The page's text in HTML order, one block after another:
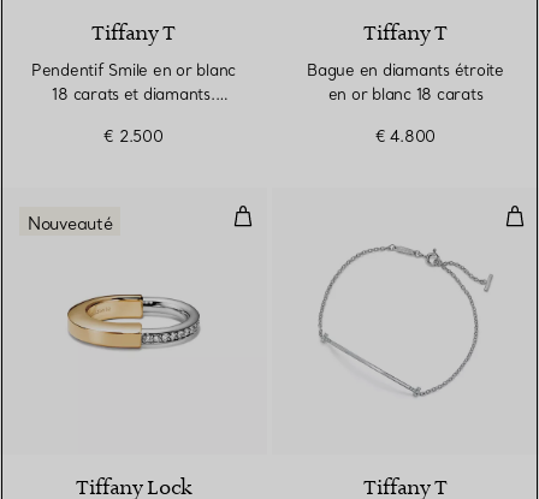
Tiffany T
Pendentif Smile en or blanc
18 carats et diamants.
€ 2.500
Tiffany T
Bague en diamants étroite
en or blanc 18 carats
€ 4.800
Bague en or jaune et or blanc
Nouveauté
Tiffany Lock Tiffany T